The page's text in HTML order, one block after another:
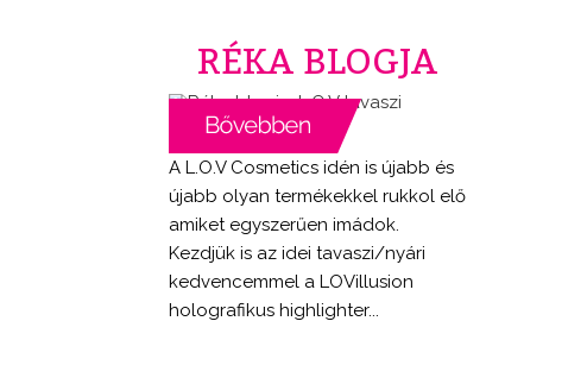
RÉKA BLOGJA
A L.O.V Cosmetics idén is újabb és
újabb olyan termékekkel rukkol elő
amiket egyszerűen imádok.
Kezdjük is az idei tavaszi/nyári
kedvencemmel a LOVillusion
holografikus highlighter...